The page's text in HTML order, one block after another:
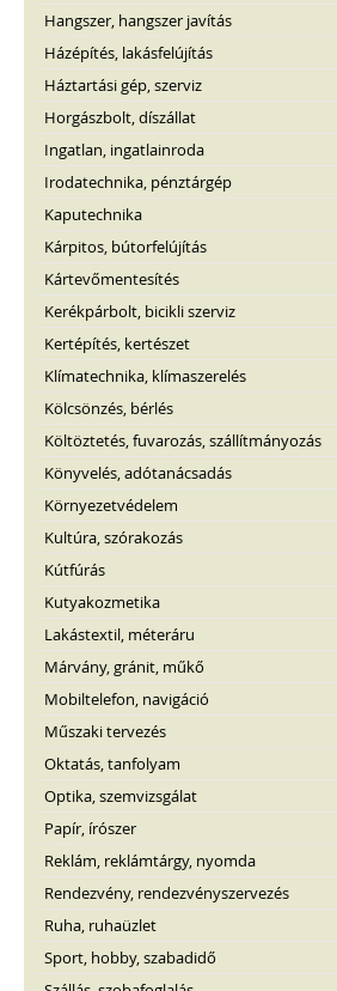
Hangszer, hangszer javítás
Házépítés, lakásfelújítás
Háztartási gép, szerviz
Horgászbolt, díszállat
Ingatlan, ingatlainroda
Irodatechnika, pénztárgép
Kaputechnika
Kárpitos, bútorfelújítás
Kártevőmentesítés
Kerékpárbolt, bicikli szerviz
Kertépítés, kertészet
Klímatechnika, klímaszerelés
Kölcsönzés, bérlés
Költöztetés, fuvarozás, szállítmányozás
Könyvelés, adótanácsadás
Környezetvédelem
Kultúra, szórakozás
Kútfúrás
Kutyakozmetika
Lakástextil, méteráru
Márvány, gránit, műkő
Mobiltelefon, navigáció
Műszaki tervezés
Oktatás, tanfolyam
Optika, szemvizsgálat
Papír, írószer
Reklám, reklámtárgy, nyomda
Rendezvény, rendezvényszervezés
Ruha, ruhaüzlet
Sport, hobby, szabadidő